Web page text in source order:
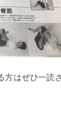
方はぜひ一読